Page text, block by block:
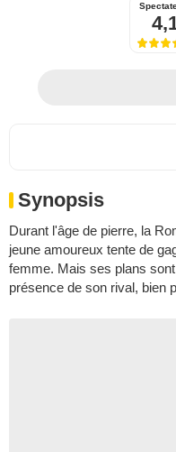
Synopsis
Durant l'âge de pierre, la
jeune amoureux tente de
femme. Mais ses plans
présence de son rival, bien